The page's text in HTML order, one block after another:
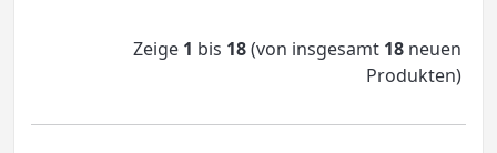
Zeige 1 bis 18(von insgesamt 18 neuen
Produkten)